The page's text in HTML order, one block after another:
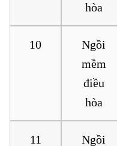
hòa
10
Ngồi
mềm
điều
hòa
11
Ngồi